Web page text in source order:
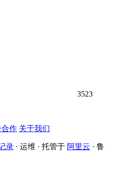
3523
合作 关于我们
录 · 运维 · 托管于 阿里云 · 鲁